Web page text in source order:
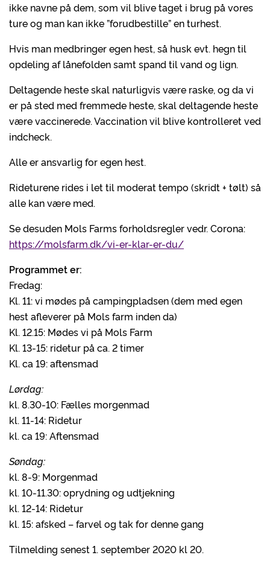
ikke navne på dem, som vil blive taget i brug på vores
ture og man kan ikke ”forudbestille” en turhest.
Hvis man medbringer egen hest, så husk evt. hegn til
opdeling af lånefolden samt spand til vand og lign.
Deltagende heste skal naturligvis være raske, og da vi
er på sted med fremmede heste, skal deltagende heste
være vaccinerede. Vaccination vil blive kontrolleret ved
indcheck.
Alle er ansvarlig for egen hest.
Rideturene rides i let til moderat tempo (skridt + tølt) så
alle kan være med.
Se desuden Mols Farms forholdsregler vedr. Corona:
https://molsfarm.dk/vi-er-klar-er-du/
Programmet er:
Fredag:
Kl. 11: vi mødes på campingpladsen (dem med egen
hest afleverer på Mols farm inden da)
Kl. 12.15: Mødes vi på Mols Farm
Kl. 13-15: ridetur på ca. 2 timer
Kl. ca 19: aftensmad
Lørdag:
kl. 8.30-10: Fælles morgenmad
kl. 11-14: Ridetur
kl. ca 19: Aftensmad
Søndag:
kl. 8-9: Morgenmad
kl. 10-11.30: oprydning og udtjekning
kl. 12-14: Ridetur
kl. 15: afsked – farvel og tak for denne gang
Tilmelding senest 1. september 2020 kl 20.